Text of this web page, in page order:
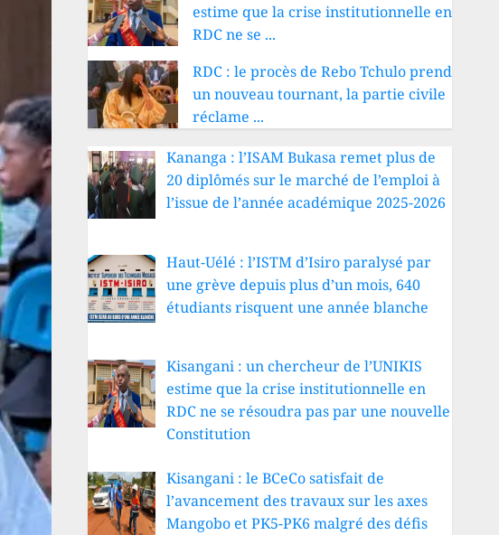
estime que la crise institutionnelle en
RDC ne se ...
RDC : le procès de Rebo Tchulo prend
un nouveau tournant, la partie civile
réclame ...
Kananga : l’ISAM Bukasa remet plus de
20 diplômés sur le marché de l’emploi à
l’issue de l’année académique 2025-2026
Haut-Uélé : l’ISTM d’Isiro paralysé par
une grève depuis plus d’un mois, 640
étudiants risquent une année blanche
Kisangani : un chercheur de l’UNIKIS
estime que la crise institutionnelle en
RDC ne se résoudra pas par une nouvelle
Constitution
Kisangani : le BCeCo satisfait de
l’avancement des travaux sur les axes
Mangobo et PK5-PK6 malgré des défis